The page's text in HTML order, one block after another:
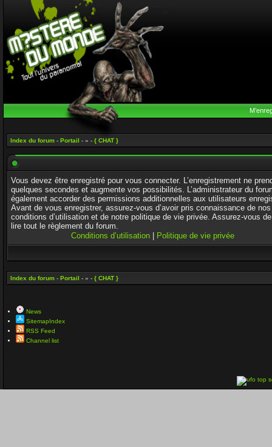
Index du forum - Portail - » - { CHAT }
Vous devez être enregistré pour vous connecter. L’enregistrement ne
quelques secondes et augmente vos possibilités. L’administrateur du
également accorder des permissions additionnelles aux utilisateurs
Avant de vous enregistrer, assurez-vous d’avoir pris connaissance de nos
conditions d’utilisation et de notre politique de vie privée. Assurez-vous
lire tout le règlement du forum.
Conditions d’utilisation| Politique de vie privée
Index du forum - Portail - » - { CHAT }
News
SitemapIndex
RSS Feed
Channel list